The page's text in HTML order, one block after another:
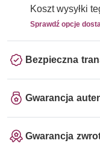
Koszt wysyłki
Sprawdź opcje
Bezpieczna
Gwarancja
Gwarancja